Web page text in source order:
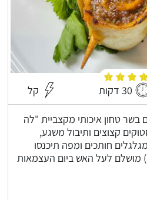
30 דקות קל
בשר טחון איכותי מקצביית "לה
קצוצים ותיבול משגע,
חותכים ומפה תיכנסו
:) מושלם לעל האש ביום העצמאות